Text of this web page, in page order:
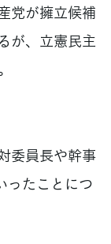
党が擁立候補
が、立憲民主
委員長や幹事
ったことにつ